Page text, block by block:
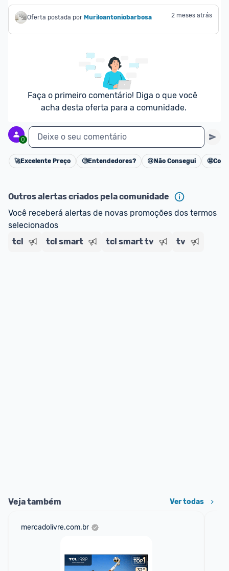
Oferta postada por Muriloantoniobarbosa 2 meses atrás
Faça o primeiro comentário! Diga o que você
acha desta oferta para a comunidade.
0 Deixe o seu comentário
Cancelar
🚀Excelente Preço 🧐Entendedores? 😢 Não Consegui 🤩
Outros alertas criados pela comunidade
Você receberá alertas de novas promoções dos termos
selecionados
tcl
tcl smart tcl smart tv tv
Veja também Ver todas
mercadolivre.com.br